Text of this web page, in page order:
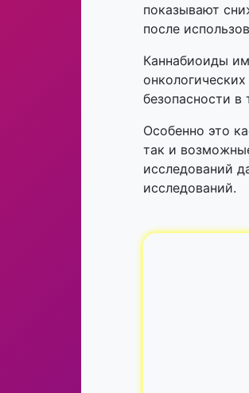
показывают
после
Каннабиоиды
безопасности
Особенно это
так и
исследований
исследований.